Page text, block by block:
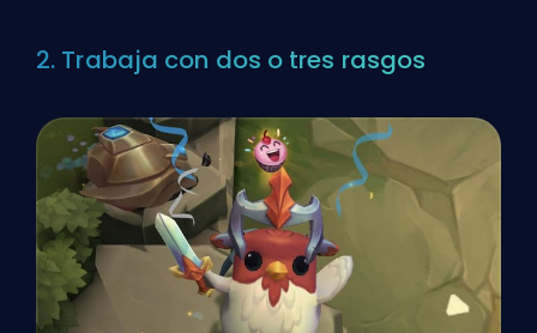
2. Trabaja con dos o tres rasgos